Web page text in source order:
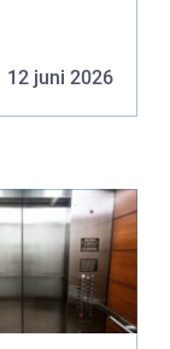
12 juni 2026